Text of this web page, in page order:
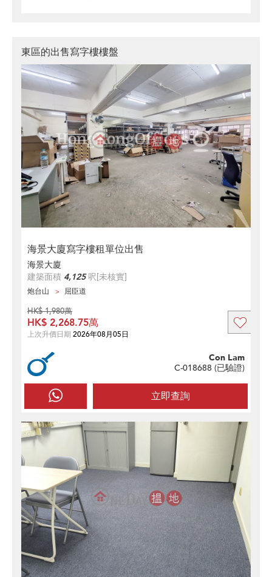
東區的出售寫字樓樓盤
海景大廈寫字樓租單位出售
海景大廈
建築面積 4,125呎[未核實]
炮台山 屈臣道
立即查詢
Con Lam
C-018688 (已驗證)
HK$ 1,980萬
HK$ 2,268.75萬
上次升價日期 2026年08月05日